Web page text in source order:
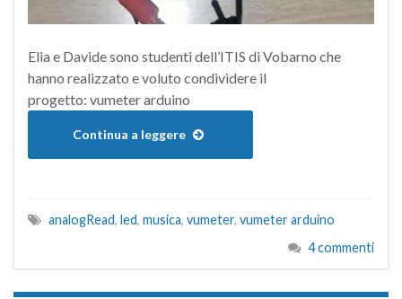
Elia e Davide sono studenti dell’ITIS di Vobarno che
hanno realizzato e voluto condividere il
progetto: vumeter arduino
Continua a leggere
analogRead, led, musica, vumeter, vumeter arduino
4 commenti